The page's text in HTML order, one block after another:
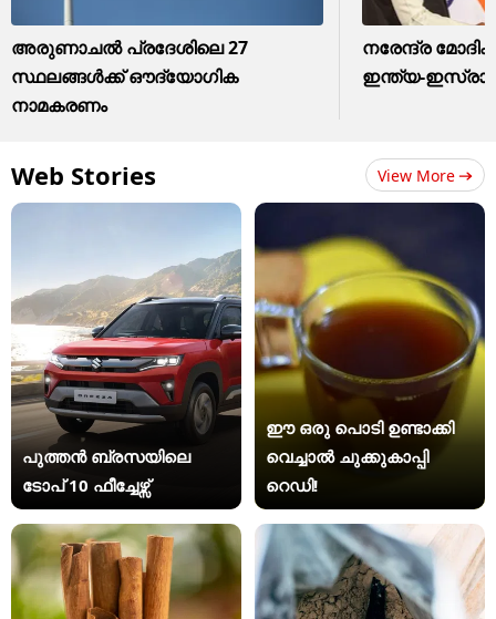
അരുണാചൽ പ്രദേശിലെ 27
സ്ഥലങ്ങൾക്ക് ഔദ്യോഗിക
നാമകരണം
നരേന്ദ്ര
ഇന്ത്യ-
Web Stories View More
പുത്തൻ ബ്രസയിലെ
ടോപ് 10 ഫീച്ചേഴ്സ്
ഈ ഒരു പൊടി ഉണ്ടാക്കി
വെച്ചാൽ ചുക്കുകാപ്പി
റെഡി!